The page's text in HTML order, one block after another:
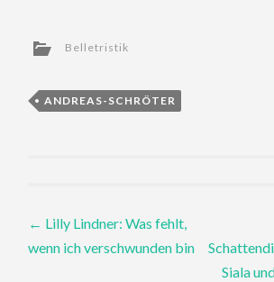
Belletristik
ANDREAS-SCHRÖTER
Post
← Lilly Lindner: Was fehlt,
wenn ich verschwunden bin
Siala